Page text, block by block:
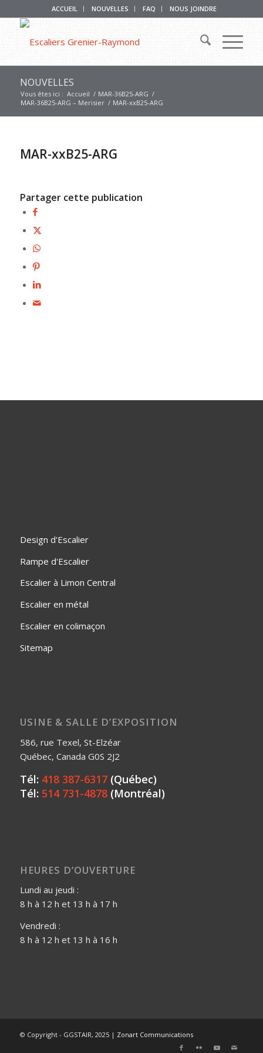
ACCUEIL NOUVELLES FAQ NOUS JOINDRE
NOUVELLES
Vous êtes ici : Accueil / MAR-36B25-ARG /
MAR-36B25-ARG – Merisier / MAR-xxB25-ARG
MAR-xxB25-ARG
Partager cette publication
Design d'Escalier
Rampe d'Escalier
Escalier à Limon Central
Escalier en métal
Escalier en colimaçon
Sitemap
USINE & SALLE D’EXPOSITION
586, rue Texel, St-Elzéar
Québec, Canada G0S 2J2
Tél: 418 387-6317(Québec)
Tél: 514 731-4878(Montréal)
HEURES D’OUVERTURE
Lundi au jeudi :
8 h à 12 h et 13 h à 17 h
Vendredi :
8 h à 12 h et 13 h à 16 h
© Copyright - GGSTAIR, 2025 | Zonart Communications